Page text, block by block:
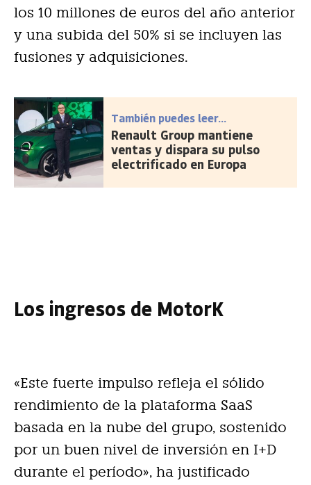
los 10 millones de euros del año anterior
y una subida del 50% si se incluyen las
fusiones y adquisiciones.
También puedes leer...
Renault Group mantiene
ventas y dispara su pulso
electrificado en Europa
Los ingresos de MotorK
«Este fuerte impulso refleja el sólido
rendimiento de la plataforma SaaS
basada en la nube del grupo, sostenido
por un buen nivel de inversión en I+D
durante el período», ha justificado